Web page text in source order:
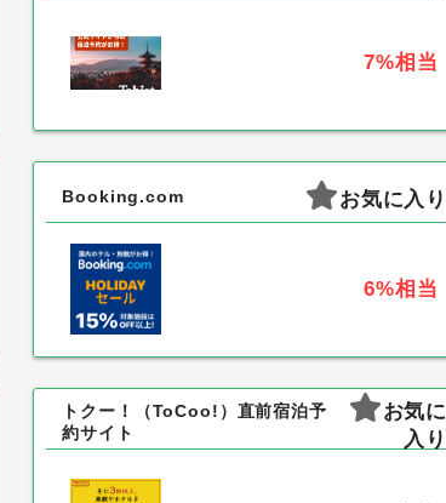
7%相当
Booking.com お気に入り
6%相当
トクー！（ToCoo!）直前宿泊予
約サイト
お気に
入り